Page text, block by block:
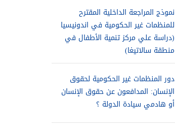
نموذج المراجعة الداخلية المقترح
للمنظمات غير الحكومية في اندونيسيا
(دراسة علي مركز تنمية الأطفال في
منطقة سالاتيغا)
دور المنظمات غير الحكومية لحقوق
الإنسان: المدافعون عن حقوق الإنسان
أو هادمي سيادة الدولة ؟